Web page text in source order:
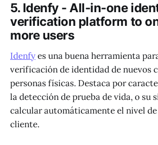
5. Idenfy - All-in-one
verification platform to
more users
Idenfyes una buena herramienta
verificación de identidad de nuevos
personas físicas. Destaca por
la detección de prueba de vida, o su
calcular automáticamente el nivel
cliente.